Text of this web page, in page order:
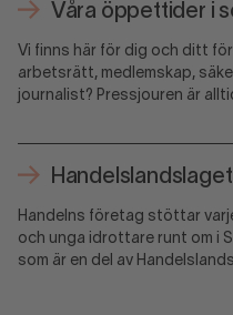
Våra öppettider i
Vi finns här för dig och ditt
arbetsrätt, medlemskap,
journalist? Pressjouren är
Handelslandslaget
Handelns företag stöttar
och unga idrottare runt om i
som är en del av